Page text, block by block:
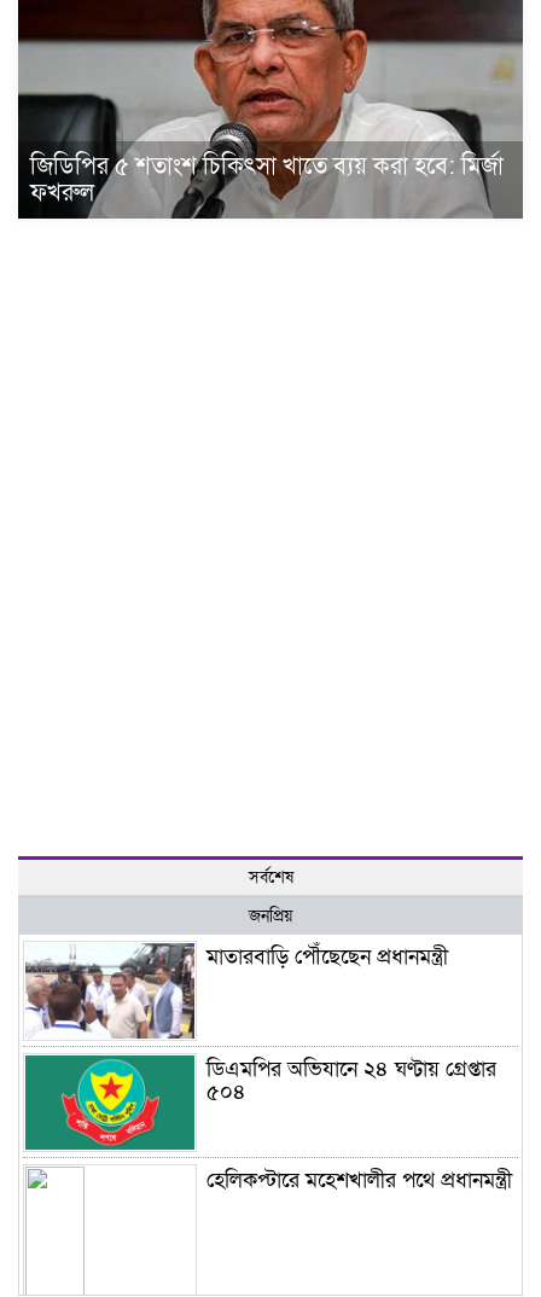
জিডিপির ৫ শতাংশ চিকিৎসা খাতে ব্যয় করা হবে: মির্জা
ফখরুল
সর্বশেষ
জনপ্রিয়
মাতারবাড়ি পৌঁছেছেন প্রধানমন্ত্রী
ডিএমপির অভিযানে ২৪ ঘণ্টায় গ্রেপ্তার
৫০৪
হেলিকপ্টারে মহেশখালীর পথে প্রধানমন্ত্রী